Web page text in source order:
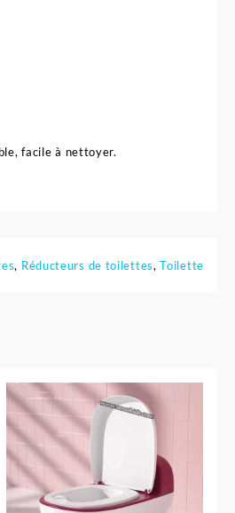
facile à nettoyer.
, Réducteurs de toilettes,Toilette